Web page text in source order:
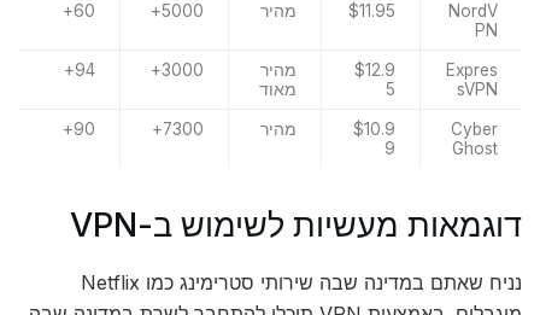
NordV
PN
$11.95 מהיר 5000+
60+
Expres
sVPN
$12.9
5
מהיר
מאוד
3000+
94+
Cyber
Ghost
$10.9
9
מהיר 7300+
90+
דוגמאות מעשיות לשימוש ב-VPN
נניח שאתם במדינה שבה שירותי סטרימינג כמו Netflix